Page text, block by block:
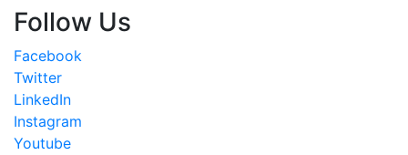
Follow Us
Facebook
Twitter
LinkedIn
Instagram
Youtube